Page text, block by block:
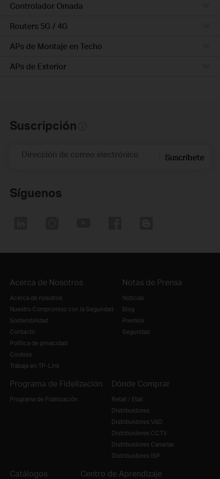
Controlador Omada
Routers 5G / 4G
APs de Montaje en Techo
APs de Exterior
Suscripción
Dirección de correo electrónico Suscríbete
Síguenos
Acerca de Nosotros
Acerca de nosotros
Nuestro Compromiso con la Seguridad
Sostenibilidad
Contacto
Política de privacidad
Cookies
Trabaja en TP-Link
Notas de Prensa
Noticias
Blog
Premios
Seguridad
Programa de Fidelización
Programa de Fidelización
Dónde Comprar
Retail / Etail
Distribuidores
Distribuidores VAD
Distribuidores CCTV
Distribuidores Canarias
Distribuidores ISP
Catálogos Centro de Aprendizaje